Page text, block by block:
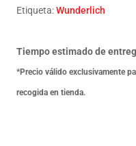
19
Tr
4
cantidad
Etiqueta:Wunderlich
Tiempo estimado de
*Precio válido exclusivamente
recogida en tienda.